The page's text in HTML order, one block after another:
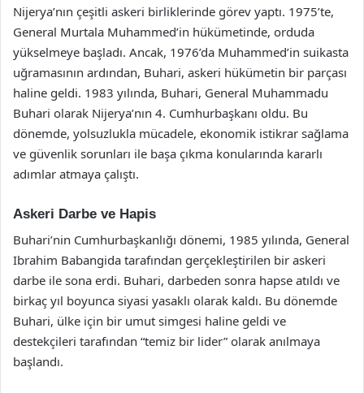
Nijerya’nın çeşitli askeri birliklerinde görev yaptı. 1975’te,
General Murtala Muhammed’in hükümetinde, orduda
yükselmeye başladı. Ancak, 1976’da Muhammed’in suikasta
uğramasının ardından, Buhari, askeri hükümetin bir parçası
haline geldi. 1983 yılında, Buhari, General Muhammadu
Buhari olarak Nijerya’nın 4. Cumhurbaşkanı oldu. Bu
dönemde, yolsuzlukla mücadele, ekonomik istikrar sağlama
ve güvenlik sorunları ile başa çıkma konularında kararlı
adımlar atmaya çalıştı.
Askeri Darbe ve Hapis
Buhari’nin Cumhurbaşkanlığı dönemi, 1985 yılında, General
Ibrahim Babangida tarafından gerçekleştirilen bir askeri
darbe ile sona erdi. Buhari, darbeden sonra hapse atıldı ve
birkaç yıl boyunca siyasi yasaklı olarak kaldı. Bu dönemde
Buhari, ülke için bir umut simgesi haline geldi ve
destekçileri tarafından “temiz bir lider” olarak anılmaya
başlandı.